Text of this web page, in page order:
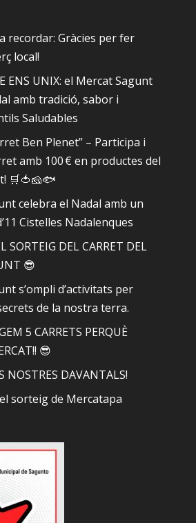
recordar: Gràcies per fer
local!
ENS UNIX: el Mercat Sagunt
amb tradició, sabor i
Saludables
Ben Plenet” – Participa i
amb 100 € en productes del
🛒🍅🧀🐟
celebra el Nadal amb un
Cistelles Nadalenques
SORTEIG DEL CARRET DEL
😎
s’ompli d’activitats per
de la nostra terra.
5 CARRETS PERQUÈ
😎
NOSTRES DAVANTALS!
sorteig de Mercatapa